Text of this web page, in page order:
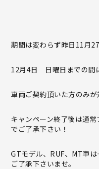
期間は変わらず昨日11月
12月4日 日曜日までの間
車両ご契約頂いた方のみが
キャンペーン終了後は通
でご了承下さい！
GTモデル、RUF、MT車
ご了承下さいませ。